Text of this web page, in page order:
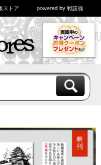
ストア powered by 戦国魂